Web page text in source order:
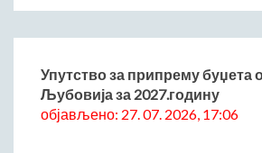
Образовање
Здравствена заштита
Културни живот
Упутство за припрему буџета
Љубовија за 2027.годину
објављено: 27. 07. 2026, 17:06